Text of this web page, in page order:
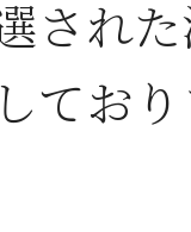
され
てお